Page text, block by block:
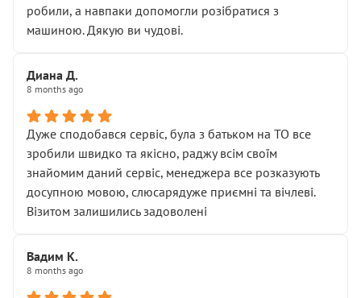
робили, а навпаки допомогли розібратися з
машиною. Дякую ви чудові.
Диана Д.
8 months ago
Дуже сподобався сервіс, була з батьком на ТО все
зробили швидко та якісно, раджу всім своїм
знайомим даний сервіс, менеджера все розказують
досупною мовою, слюсарядуже приємні та вічлеві.
Візитом залишились задоволені
Вадим К.
8 months ago